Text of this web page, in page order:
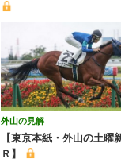
外山の見解
【東京本紙・外山の土曜
Ｒ】